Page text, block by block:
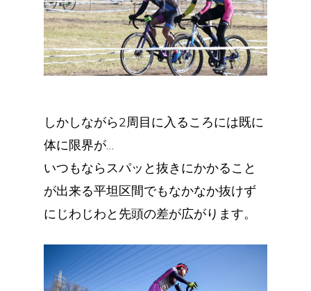
しかしながら2周目に入るころには既に
体に限界が…
いつもならスパッと抜きにかかること
が出来る平坦区間でもなかなか抜けず
にじわじわと先頭の差が広がります。